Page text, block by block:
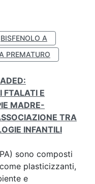
BISFENOLO A
PREMATURO
FTALATI E
MADRE-
TRA
INFANTILI
sono composti
plasticizzanti,
e